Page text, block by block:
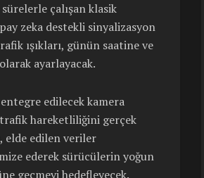
çalışan klasik
zeka destekli sinyalizasyon
ışıkları, günün saatine ve
ayarlayacak.
edilecek kamera
hareketliliğini gerçek
elde edilen veriler
ederek sürücülerin yoğun
geçmeyi hedefleyecek.